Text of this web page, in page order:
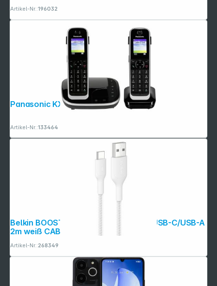
Artikel-Nr.:196032
Panasonic KX-TGJ322GB
Artikel-Nr.:133464
Belkin BOOSTCHARGE geflocht.Kab. USB-C/USB-A
2m weiß CAB022hq2MWH
Artikel-Nr.:268349